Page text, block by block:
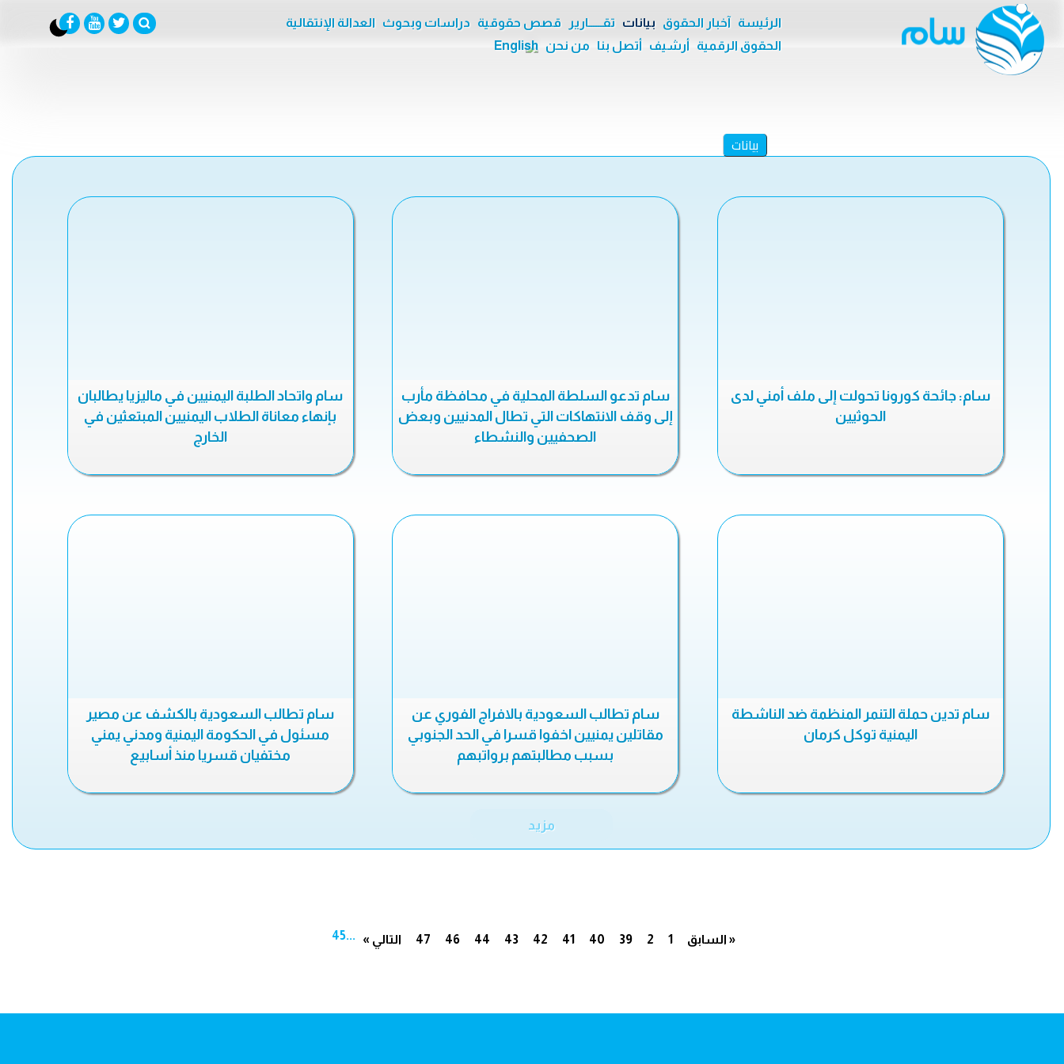
الرئيسة آخبار الحقوق بيانات تقــــــارير قصص حقوقية دراسات وبحوث
العدالة الإنتقالية
الحقوق الرقمية
أرشيف أتصل بنا من نحن English
بيانات
سام: جائحة كورونا تحولت إلى ملف أمني لدى
الحوثيين
سام تدعو السلطة المحلية في محافظة مأرب
إلى وقف الانتهاكات التي تطال المدنيين وبعض
الصحفيين والنشطاء
سام واتحاد الطلبة اليمنيين في ماليزيا يطالبان
بإنهاء معاناة الطلاب اليمنيين المبتعثين في
الخارج
سام تدين حملة التنمر المنظمة ضد الناشطة
اليمنية توكل كرمان
سام تطالب السعودية بالافراج الفوري عن
مقاتلين يمنيين اخفوا قسرا في الحد الجنوبي
بسبب مطالبتهم برواتبهم
سام تطالب السعودية بالكشف عن مصير
مسئول في الحكومة اليمنية ومدني يمني
مختفيان قسريا منذ أسابيع
مزيد
« السابق 1
2
... 39
40
41
42
43
44
45 46
47 التالي »